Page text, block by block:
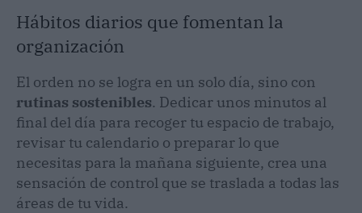
Hábitos diarios que fomentan la
organización
El orden no se logra en un solo día, sino con
rutinas sostenibles. Dedicar unos minutos al
final del día para recoger tu espacio de trabajo,
revisar tu calendario o preparar lo que
necesitas para la mañana siguiente, crea una
sensación de control que se traslada a todas las
áreas de tu vida.